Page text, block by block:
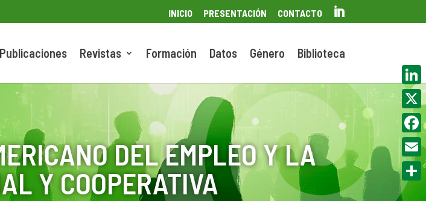
INICIO PRESENTACIÓN CONTACTO 
Publicaciones Revistas Formación Datos Género Biblioteca
DEL EMPLEO Y LA
Y COOPERATIVA
X
Email